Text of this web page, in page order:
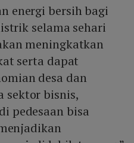
energi bersih bagi
selama sehari
meningkatkan
serta dapat
desa dan
sektor bisnis,
pedesaan bisa